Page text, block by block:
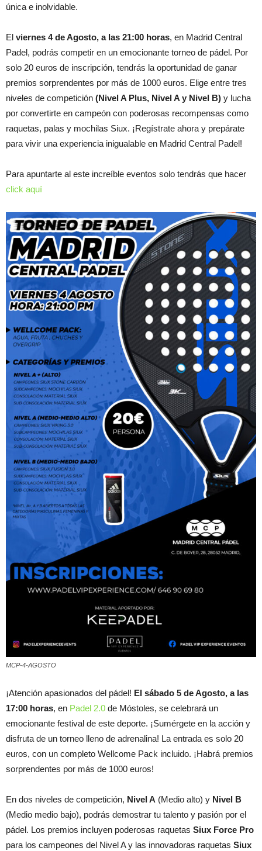
única e inolvidable.
El viernes 4 de Agosto, a las 21:00 horas, en Madrid Central
Padel, podrás competir en un emocionante torneo de pádel. Por
solo 20 euros de inscripción, tendrás la oportunidad de ganar
premios sorprendentes por más de 1000 euros. Elige entre tres
niveles de competición (Nivel A Plus, Nivel A y Nivel B) y lucha
por convertirte en campeón con poderosas recompensas como
raquetas, palas y mochilas Siux. ¡Regístrate ahora y prepárate
para vivir una experiencia inigualable en Madrid Central Padel!
Para apuntarte al este increíble eventos solo tendrás que hacer
click aquí
MCP-4-AGOSTO
¡Atención apasionados del pádel! El sábado 5 de Agosto, a las
17:00 horas, en Padel 2.0 de Móstoles, se celebrará un
emocionante festival de este deporte. ¡Sumérgete en la acción y
disfruta de un torneo lleno de adrenalina! La entrada es solo 20
euros, con un completo Wellcome Pack incluido. ¡Habrá premios
sorprendentes por más de 1000 euros!
En dos niveles de competición, Nivel A (Medio alto) y Nivel B
(Medio medio bajo), podrás demostrar tu talento y pasión por el
pádel. Los premios incluyen poderosas raquetas Siux Force Pro
para los campeones del Nivel A y las innovadoras raquetas Siux